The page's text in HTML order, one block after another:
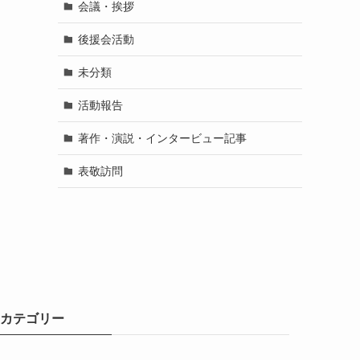
会議・挨拶
後援会活動
未分類
活動報告
著作・演説・インタービュー記事
表敬訪問
カテゴリー